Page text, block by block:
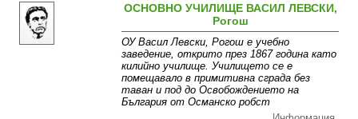
ОСНОВНО УЧИЛИЩЕ ВАСИЛ ЛЕВСКИ,
Рогош
ОУ Васил Левски, Рогош е учебно
заведение, открито през 1867 година като
килийно училище. Училището се е
помещавало в примитивна сграда без
таван и под до Освобождението на
България от Османско робст